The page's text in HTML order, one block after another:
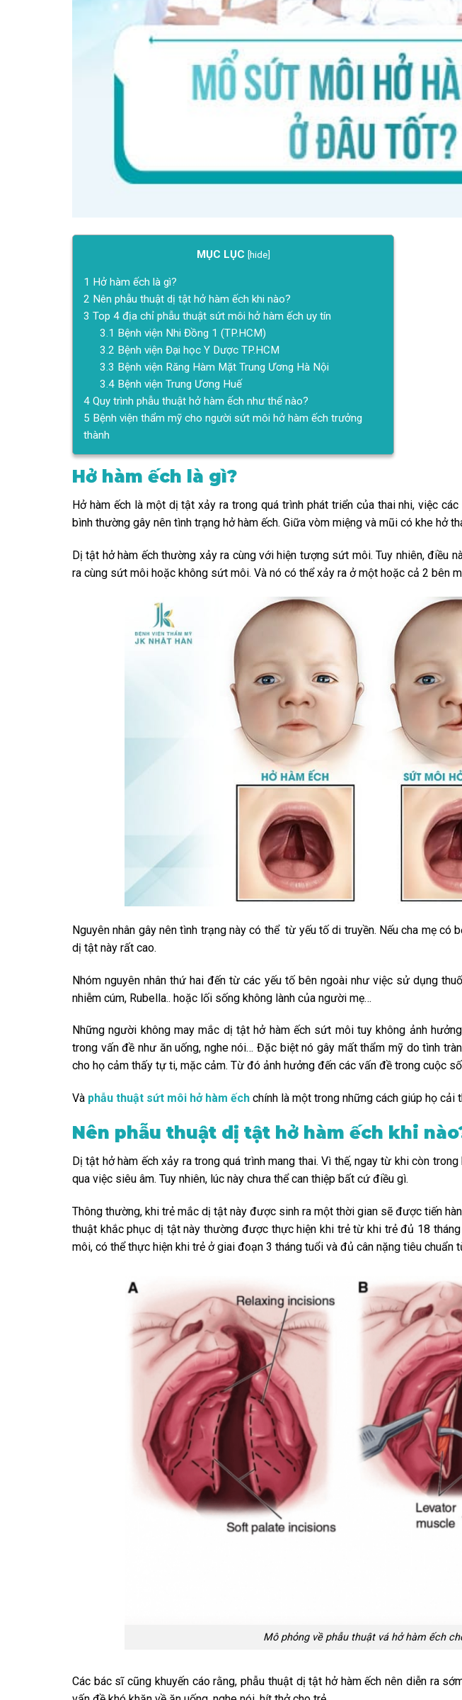
MỤC LỤC [hide]
1 Hở hàm ếch là gì?
2 Nên phẫu thuật dị tật hở hàm ếch khi nào?
3 Top 4 địa chỉ phẫu thuật sứt môi hở hàm ếch uy tín
3.1 Bệnh viện Nhi Đồng 1 (TP.HCM)
3.2 Bệnh viện Đại học Y Dược TP.HCM
3.3 Bệnh viện Răng Hàm Mặt Trung Ương Hà Nội
3.4Bệnh viện Trung Ương Huế
4 Quy trình phẫu thuật hở hàm ếch như thế nào?
5 Bệnh viện thẩm mỹ cho người sứt môi hở hàm ếch trưởng
thành
Hở hàm ếch là gì?
Hở hàm ếch là một dị tật xảy ra trong quá trình phát triển của thai nhi, việc
bình thường gây nên tình trạng hở hàm ếch. Giữa vòm miệng và mũi có khe hở
Dị tật hở hàm ếch thường xảy ra cùng với hiện tượng sứt môi. Tuy nhiên, điều
ra cùng sứt môi hoặc không sứt môi. Và nó có thể xảy ra ở một hoặc cả 2 bên
Nguyên nhân gây nên tình trạng này có thể từ yếu tố di truyền. Nếu cha mẹ có
dị tật này rất cao.
Nhóm nguyên nhân thứ hai đến từ các yếu tố bên ngoài như việc sử dụng
nhiễm cúm, Rubella.. hoặc lối sống không lành của người mẹ…
Những người không may mắc dị tật hở hàm ếch sứt môi tuy không ảnh
trong vấn đề như ăn uống, nghe nói… Đặc biệt nó gây mất thẩm mỹ do tình
cho họ cảm thấy tự ti, mặc cảm. Từ đó ảnh hưởng đến các vấn đề trong cuộc
Và phẫu thuật sứt môi hở hàm ếch chính là một trong những cách giúp họ cải
Nên phẫu thuật dị tật hở hàm ếch khi
Dị tật hở hàm ếch xảy ra trong quá trình mang thai. Vì thế, ngay từ khi còn
qua việc siêu âm. Tuy nhiên, lúc này chưa thể can thiệp bất cứ điều gì.
Thông thường, khi trẻ mắc dị tật này được sinh ra một thời gian sẽ được tiến
thuật khắc phục dị tật này thường được thực hiện khi trẻ từ khi trẻ đủ 18
môi, có thể thực hiện khi trẻ ở giai đoạn 3 tháng tuổi và đủ cân nặng tiêu chuẩn
Mô phỏng về phẫu thuật vá hở hàm ếch
Các bác sĩ cũng khuyến cáo rằng, phẫu thuật dị tật hở hàm ếch nên diễn ra